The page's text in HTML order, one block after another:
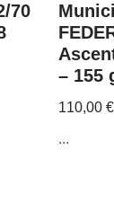
70
– 155
110,00 €
...